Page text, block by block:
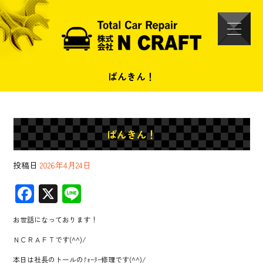
ばんきん！
ばんきん！
投稿日 2026年4月24日
F
ac
e
b
X
ne
お世話になっております！
ＮＣＲＡＦＴです(^^)/
本日は社長のトールのｸｫｰﾀｰ修理です(^^)/